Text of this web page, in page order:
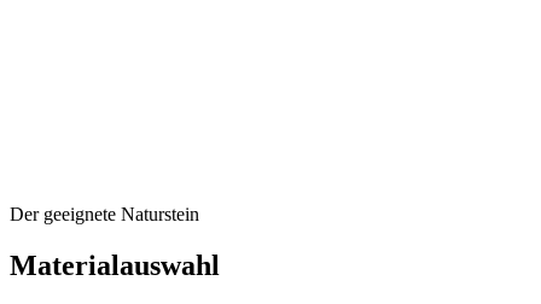
Der geeignete Naturstein
Materialauswahl